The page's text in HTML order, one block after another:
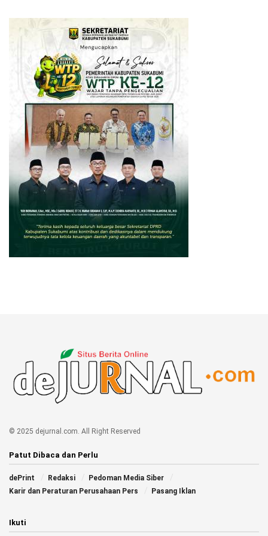
© 2025 dejurnal.com. All Right Reserved
Patut Dibaca dan Perlu
dePrint Redaksi
Pedoman Media Siber
Karir dan Peraturan Perusahaan Pers
Pasang Iklan
Ikuti